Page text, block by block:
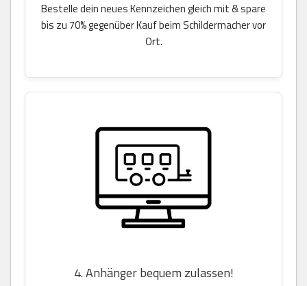
Bestelle dein neues Kennzeichen gleich mit & spare
bis zu 70% gegenüber Kauf beim Schildermacher vor
Ort.
4. Anhänger bequem zulassen!